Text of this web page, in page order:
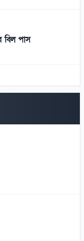
বিল পাস
রহমান: রাশেদ খান